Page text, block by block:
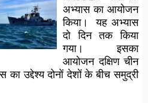
अभ्यास का आयोजन
किया। यह अभ्यास
दो दिन तक किया
गया। इसका
आयोजन दक्षिण चीन
उद्देश्य दोनों देशों के बीच समुद्री